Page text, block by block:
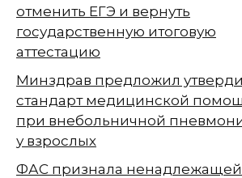
отменить ЕГЭ и вернуть
государственную итоговую
аттестацию
Минздрав предложил
стандарт медицинской
при внебольничной
у взрослых
ФАС признала ненадлежащей